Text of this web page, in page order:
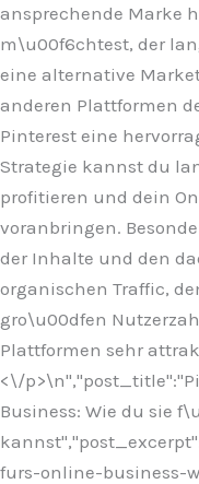
ansprechende Marke
m\u00f6chtest, der
eine alternative
anderen Plattformen
Pinterest eine
Strategie kannst du
profitieren und dein
voranbringen.
der Inhalte und den
organischen Traffic,
gro\u00dfen
Plattformen sehr
<\/p>\n
Business: Wie du sie
furs-online-business-